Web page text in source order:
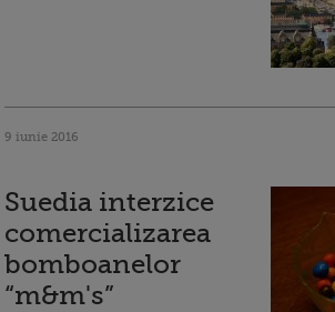
9 iunie 2016
Suedia interzice
comercializarea
bomboanelor
“m&m's”